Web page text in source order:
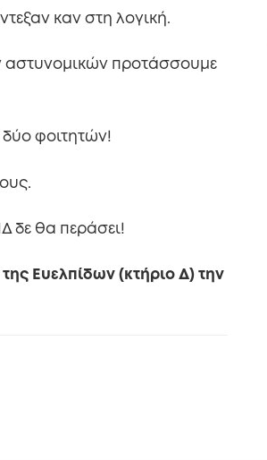
καν στη λογική.
αστυνομικών προτάσσουμε
φοιτητών!
δε θα περάσει!
Ευελπίδων (κτήριο Δ) την